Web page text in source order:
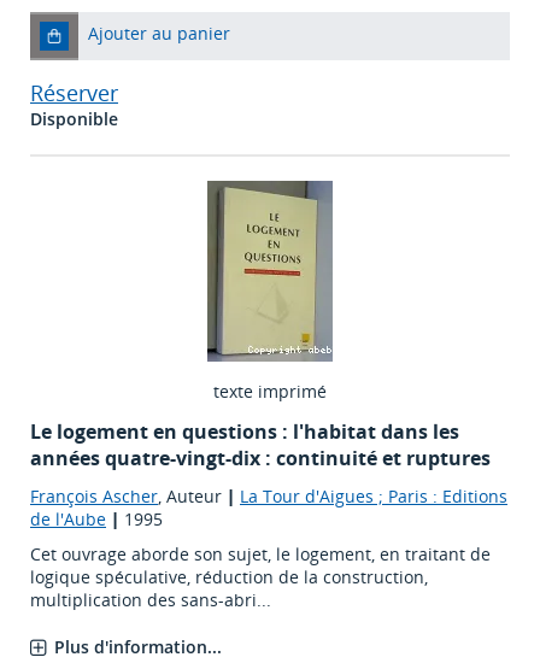
Ajouter au panier
Réserver
Disponible
texte imprimé
Le logement en questions : l'habitat dans les
années quatre-vingt-dix : continuité et ruptures
François Ascher, Auteur | La Tour d'Aigues ; Paris : Editions
de l'Aube | 1995
Cet ouvrage aborde son sujet, le logement, en traitant de
logique spéculative, réduction de la construction,
multiplication des sans-abri...
Plus d'information...